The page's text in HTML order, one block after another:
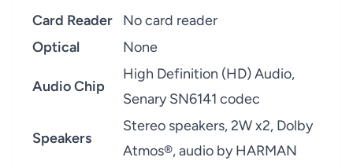
Card Reader
No card reader
Optical
None
Audio Chip
High Definition (HD) Audio,
Senary SN6141 codec
Speakers
Stereo speakers, 2W x2, Dolby
Atmos®, audio by HARMAN